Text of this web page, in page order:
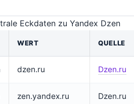
Eckdaten zu Yandex Dzen
WERT QUELLE
dzen.ru Dzen.ru
zen.yandex.ru Dzen.ru